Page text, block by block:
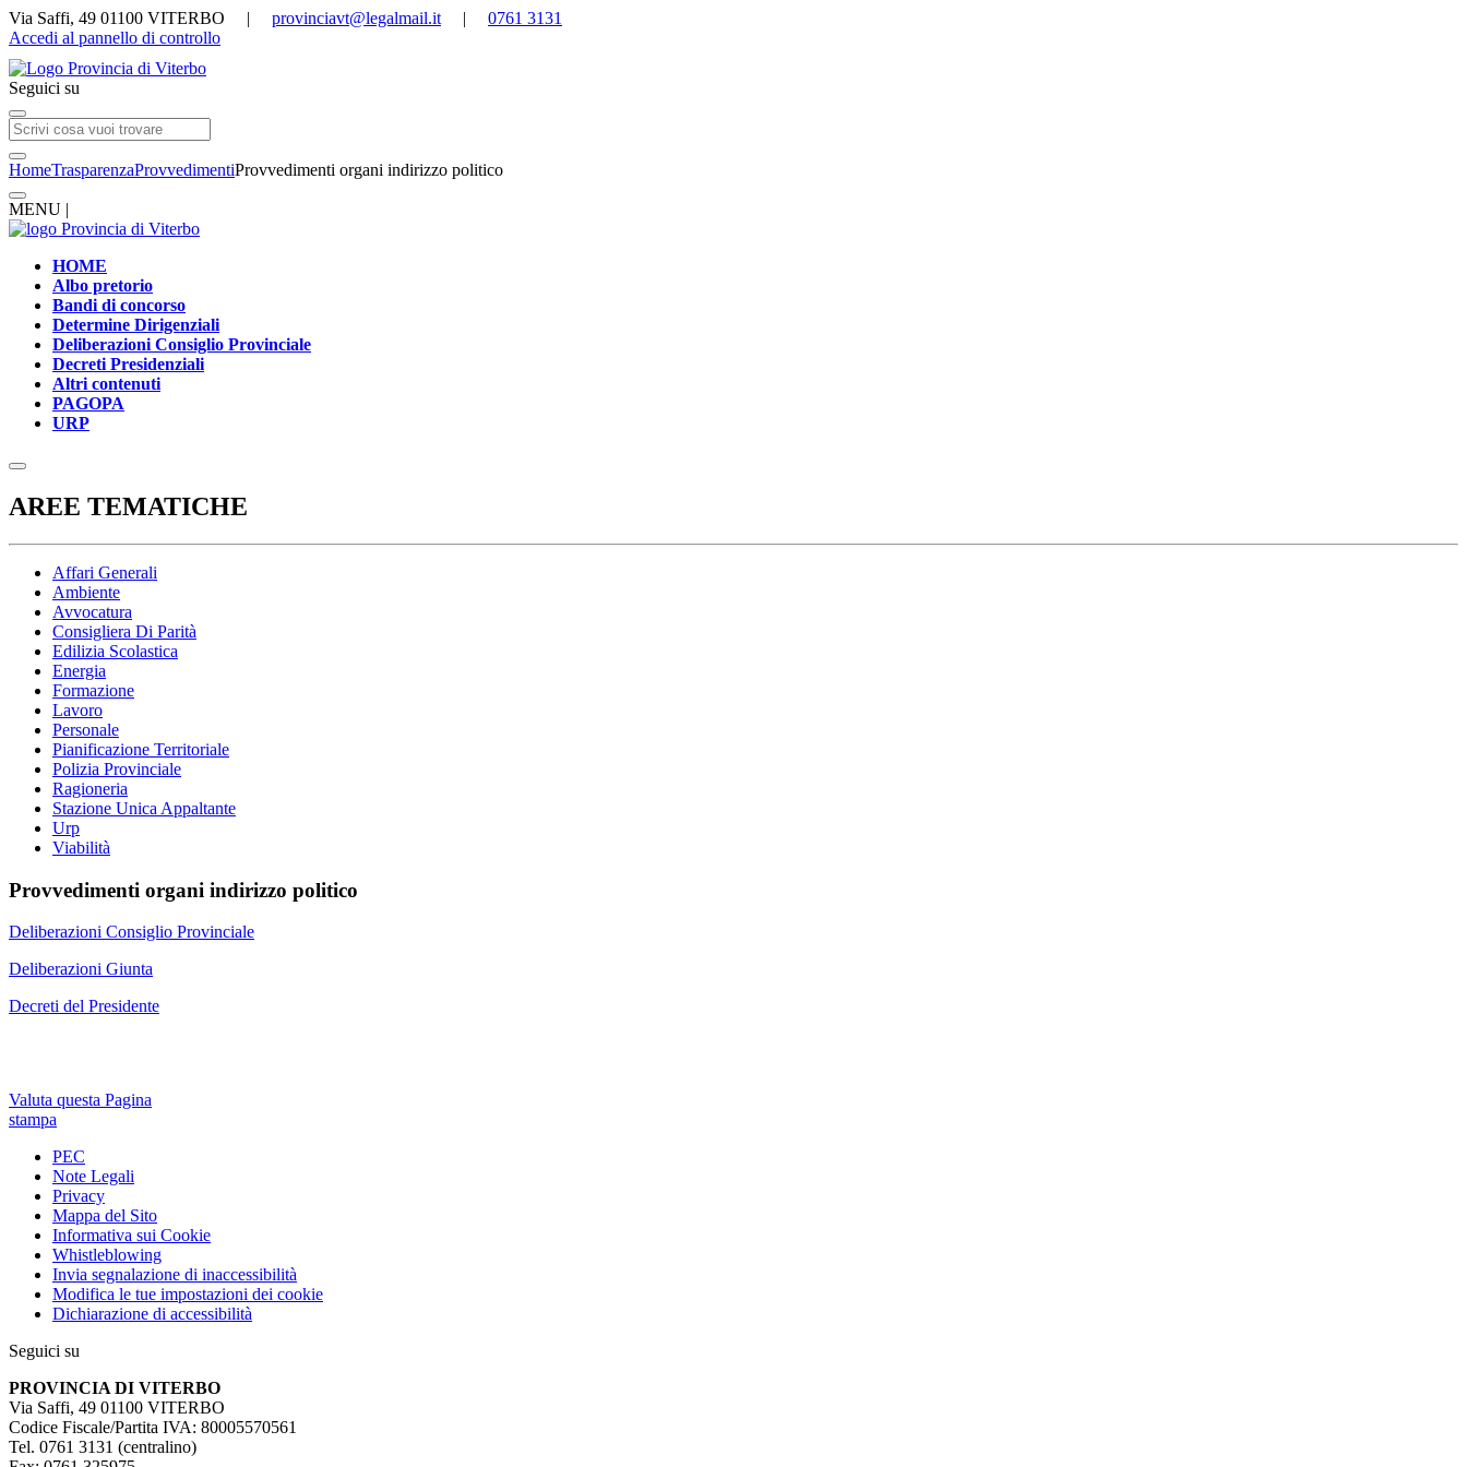
Via Saffi, 49 01100 VITERBO | provinciavt@legalmail.it | 0761 3131
Accedi al pannello di controllo
Seguici su
HomeTrasparenzaProvvedimentiProvvedimenti organi indirizzo politico
MENU |
HOME
Albo pretorio
Bandi di concorso
Determine Dirigenziali
Deliberazioni Consiglio Provinciale
Decreti Presidenziali
Altri contenuti
PAGOPA
URP
AREE TEMATICHE
Affari Generali
Ambiente
Avvocatura
Consigliera Di Parità
Edilizia Scolastica
Energia
Formazione
Lavoro
Personale
Pianificazione Territoriale
Polizia Provinciale
Ragioneria
Stazione Unica Appaltante
Urp
Viabilità
Provvedimenti organi indirizzo politico
Deliberazioni Consiglio Provinciale
Deliberazioni Giunta
Decreti del Presidente
Valuta questa Pagina
stampa
PEC
Note Legali
Privacy
Mappa del Sito
Informativa sui Cookie
Whistleblowing
Invia segnalazione di inaccessibilità
Modifica le tue impostazioni dei cookie
Dichiarazione di accessibilità
Seguici su
PROVINCIA DI VITERBO
Via Saffi, 49 01100 VITERBO
Codice Fiscale/Partita IVA: 80005570561
Tel. 0761 3131 (centralino)